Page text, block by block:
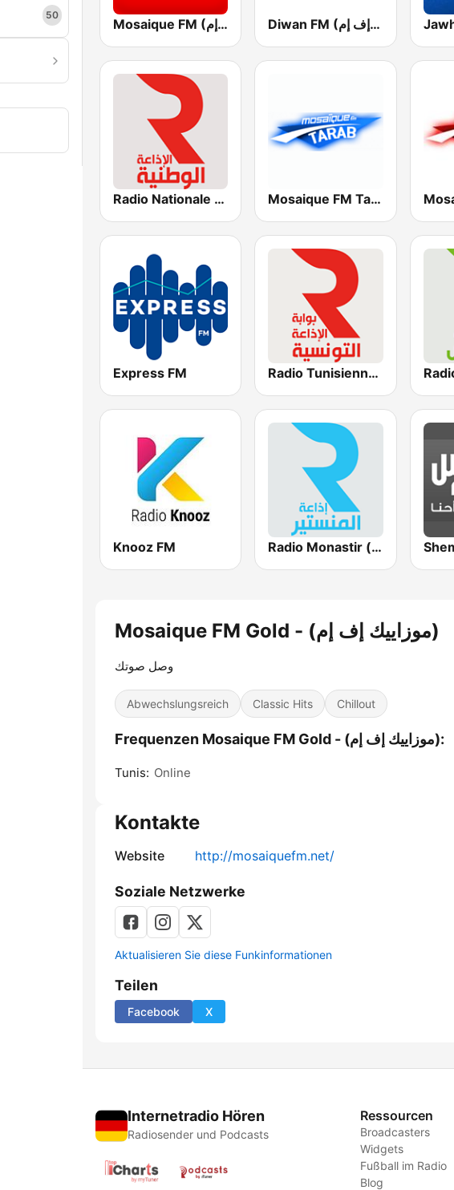
50
Mosaique FM (موزاييك إف إم) Diwan FM (ديوان إف إم)
Radio Nationale (الإذاعة الوطنية) Mosaique FM Tarab (موزاييك إف إم)
Express FM Radio Tunisienne (الإذاعة الوطنية)
Knooz FM Radio Monastir (إذاعة المنستير)
Mosaique FM Gold - (موزاييك إف إم)
وصل صوتك
Abwechslungsreich Classic Hits Chillout
Frequenzen Mosaique FM Gold - (موزاييك إف إم):
Tunis: Online
Kontakte
Website http://mosaiquefm.net/
Soziale Netzwerke
Aktualisieren Sie diese Funkinformationen
Teilen
Facebook X
Internetradio Hören
Radiosender und Podcasts
Ressourcen
Broadcasters
Widgets
Fußball im Radio
Blog